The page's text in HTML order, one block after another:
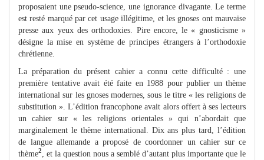
proposaient une pseudo-science, une ignorance divagante. Le terme
est resté marqué par cet usage illégitime, et les gnoses ont mauvaise
presse aux yeux des orthodoxies. Pire encore, le « gnosticisme »
désigne la mise en système de principes étrangers à l’orthodoxie
chrétienne.
La préparation du présent cahier a connu cette difficulté : une
première tentative avait été faite en 1988 pour publier un thème
international sur les gnoses modernes, sous le titre « les religions de
substitution ». L’édition francophone avait alors offert à ses lecteurs
un cahier sur « les religions orientales » qui n’abordait que
marginalement le thème international. Dix ans plus tard, l’édition
de langue allemande a proposé de coordonner un cahier sur ce
thème2
, et la question nous a semblé d’autant plus importante que le